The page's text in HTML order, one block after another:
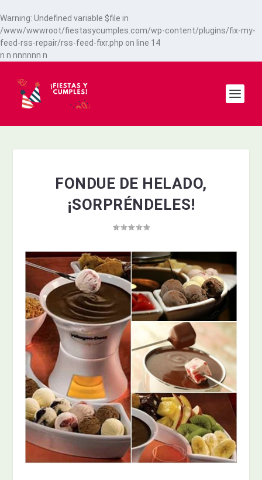
Warning: Undefined variable $file in
/www/wwwroot/fiestasycumples.com/wp-content/plugins/fix-my-
feed-rss-repair/rss-feed-fixr.php on line 14
n n nnnnnn n
FONDUE DE HELADO,
¡SORPRÉNDELES!